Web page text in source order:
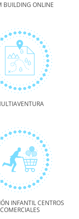
BUILDING ONLINE
INFANTIL CENTROS
COMERCIALES